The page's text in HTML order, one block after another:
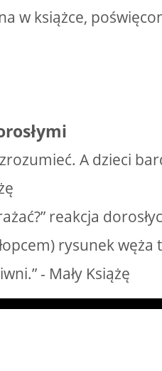
w książce,
A dzieci
reakcja
rysunek węża
- Mały Książę